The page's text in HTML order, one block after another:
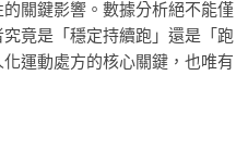
關鍵影響。數據分析絕不能僅
竟是「穩定持續跑」還是「跑
運動處方的核心關鍵，也唯有